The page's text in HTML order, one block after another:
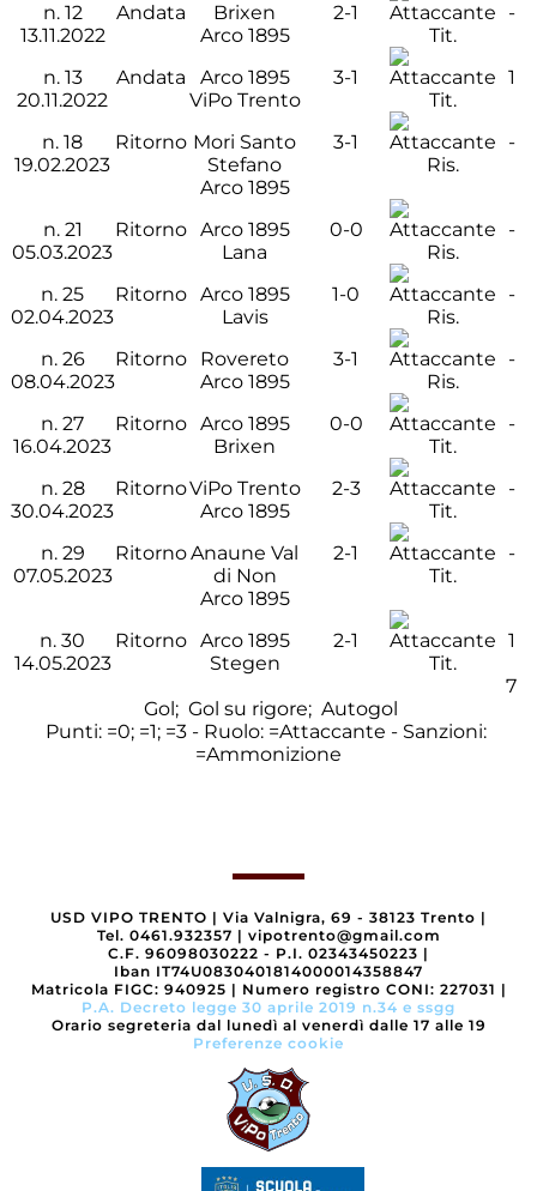
n. 12
13.11.2022
Andata
Brixen
Arco 1895
2-1
Tit.
-
n. 13
20.11.2022
Andata
Arco 1895
ViPo Trento
3-1
Tit.
1
n.18
19.02.2023
Ritorno Mori Santo
Stefano
Arco 1895
3-1
Ris.
-
n. 21
05.03.2023
Ritorno Arco 1895
Lana
0-0
Ris.
-
n.25
02.04.2023
Ritorno Arco 1895
Lavis
1-0
Ris.
-
n. 26
08.04.2023
Ritorno
Rovereto
Arco 1895
3-1
Ris.
-
n.27
16.04.2023
Ritorno Arco 1895
Brixen
0-0
Tit.
-
n. 28
30.04.2023
RitornoViPo Trento
Arco 1895
2-3
Tit.
-
n. 29
07.05.2023
RitornoAnaune Val
di Non
Arco 1895
2-1
Tit.
-
n.30
14.05.2023
Ritorno Arco 1895
Stegen
2-1
Tit.
1
7
Gol; Gol su rigore; Autogol
Punti: =0; =1; =3 - Ruolo: =Attaccante - Sanzioni:
=Ammonizione
USD VIPO TRENTO | Via Valnigra, 69 - 38123 Trento |
Tel. 0461.932357 | vipotrento@gmail.com
C.F. 96098030222 - P.I. 02343450223 |
Iban IT74U0830401814000014358847
Matricola FIGC: 940925 | Numero registro CONI: 227031 |
P.A. Decreto legge 30 aprile 2019 n.34 e ssgg
Orario segreteria dal lunedì al venerdì dalle 17 alle 19
Preferenze cookie